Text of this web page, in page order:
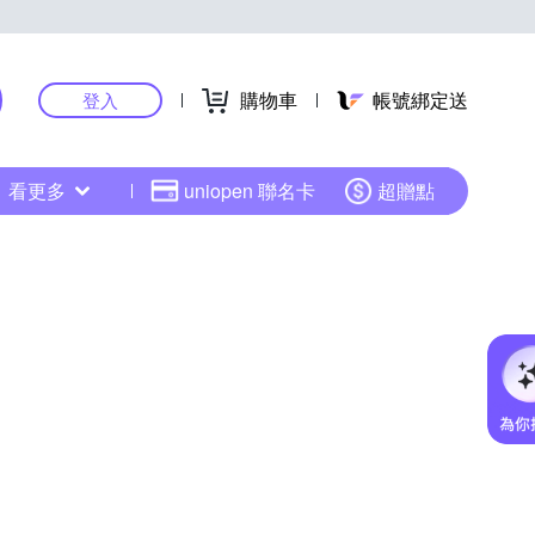
登入 購物車 帳號綁定送
看更多 uniopen 聯名卡 超贈點